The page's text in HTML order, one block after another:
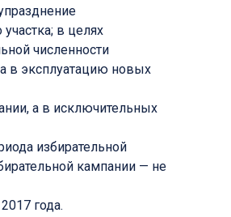
в целях
численности
в эксплуатацию новых
а в исключительных
избирательной
кампании — не
года.